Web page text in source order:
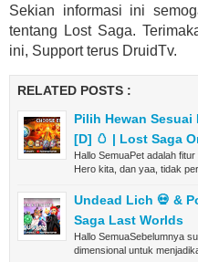
Sekian informasi ini
tentang Lost Saga.
ini, Support terus DruidTv.
RELATED POSTS :
Pilih Hewan
[D] 🥚 | Lost Saga
Hallo SemuaPet adalah
Hero kita, dan yaa, tidak
Undead Lich 💀 &
Saga Last Worlds
Hallo SemuaSebelumnya
dimensional untuk